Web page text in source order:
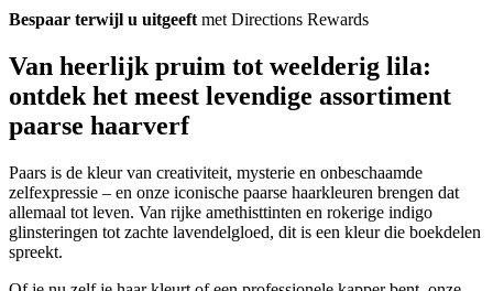
Bespaar terwijl u uitgeeftmet Directions Rewards
Van heerlijk pruim tot weelderig lila:
ontdek het meest levendige assortiment
paarse haarverf
Paars is de kleur van creativiteit, mysterie en onbeschaamde
zelfexpressie – en onze iconische paarse haarkleuren brengen dat
allemaal tot leven. Van rijke amethisttinten en rokerige indigo
glinsteringen tot zachte lavendelgloed, dit is een kleur die boekdelen
spreekt.